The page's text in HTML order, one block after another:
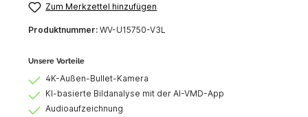
Zum Merkzettel hinzufügen
Produktnummer: WV-U15750-V3L
Unsere Vorteile
4K-Außen-Bullet-Kamera
KI-basierte Bildanalyse mit der AI-VMD-App
Audioaufzeichnung